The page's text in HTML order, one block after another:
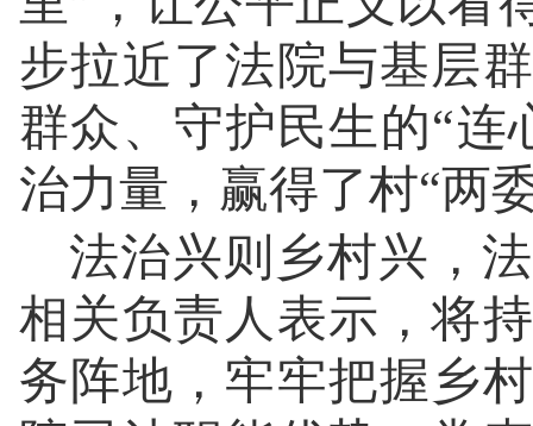
步拉近了法院与基层
群众、守护民生的“连
治力量，赢得了村“两
法治兴则乡村兴，
相关负责人表示，将
务阵地，牢牢把握乡